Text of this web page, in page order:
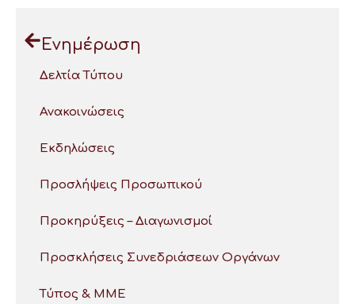
Ενημέρωση
Δελτία Τύπου
Ανακοινώσεις
Εκδηλώσεις
Προσλήψεις Προσωπικού
Προκηρύξεις – Διαγωνισμοί
Προσκλήσεις Συνεδριάσεων Οργάνων
Τύπος & ΜΜΕ